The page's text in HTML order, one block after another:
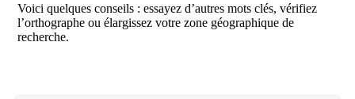
Voici quelques conseils : essayez d’autres mots clés, vérifiez
l’orthographe ou élargissez votre zone géographique de
recherche.